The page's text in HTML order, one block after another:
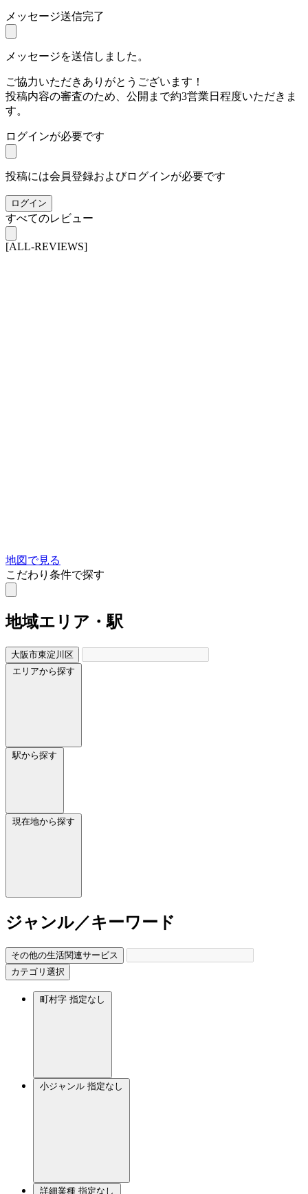
メッセージ送信完了
メッセージを送信しました。
ご協力いただきありがとうございます！
投稿内容の審査のため、公開まで約3営業日程度いただきま
す。
ログインが必要です
投稿には会員登録およびログインが必要です
ログイン
すべてのレビュー
[ALL-REVIEWS]
地図で見る
こだわり条件で探す
地域エリア・駅
大阪市東淀川区
エリアから探す
駅から探す
現在地から探す
ジャンル／キーワード
その他の生活関連サービス
カテゴリ選択
町村字 指定なし
小ジャンル 指定なし
詳細業種 指定なし